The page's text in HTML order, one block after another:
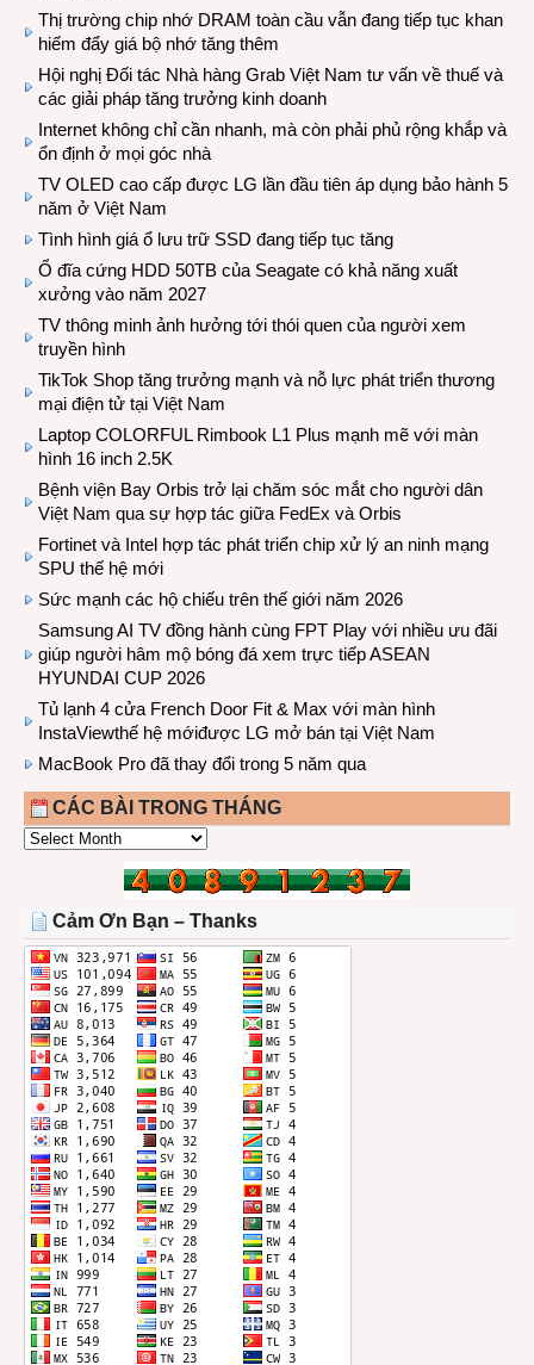
Thị trường chip nhớ DRAM toàn cầu vẫn đang tiếp tục khan
hiếm đẩy giá bộ nhớ tăng thêm
Hội nghị Đối tác Nhà hàng Grab Việt Nam tư vấn về thuế và
các giải pháp tăng trưởng kinh doanh
Internet không chỉ cần nhanh, mà còn phải phủ rộng khắp và
ổn định ở mọi góc nhà
TV OLED cao cấp được LG lần đầu tiên áp dụng bảo hành 5
năm ở Việt Nam
Tình hình giá ổ lưu trữ SSD đang tiếp tục tăng
Ổ đĩa cứng HDD 50TB của Seagate có khả năng xuất
xưởng vào năm 2027
TV thông minh ảnh hưởng tới thói quen của người xem
truyền hình
TikTok Shop tăng trưởng mạnh và nỗ lực phát triển thương
mại điện tử tại Việt Nam
Laptop COLORFUL Rimbook L1 Plus mạnh mẽ với màn
hình 16 inch 2.5K
Bệnh viện Bay Orbis trở lại chăm sóc mắt cho người dân
Việt Nam qua sự hợp tác giữa FedEx và Orbis
Fortinet và Intel hợp tác phát triển chip xử lý an ninh mạng
SPU thế hệ mới
Sức mạnh các hộ chiếu trên thế giới năm 2026
Samsung AI TV đồng hành cùng FPT Play với nhiều ưu đãi
giúp người hâm mộ bóng đá xem trực tiếp ASEAN
HYUNDAI CUP 2026
Tủ lạnh 4 cửa French Door Fit & Max với màn hình
InstaViewthế hệ mớiđược LG mở bán tại Việt Nam
MacBook Pro đã thay đổi trong 5 năm qua
CÁC BÀI TRONG THÁNG
CÁC
THÁNG
Cảm Ơn Bạn – Thanks